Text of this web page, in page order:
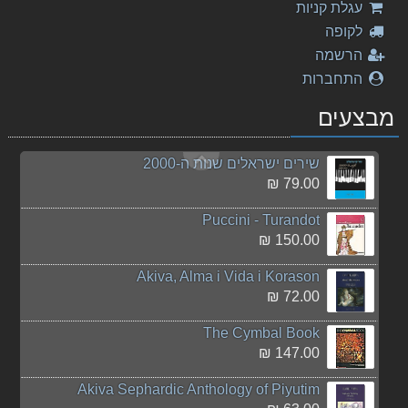
עגלת קניות
לקופה
הרשמה
התחברות
מבצעים
145.00 ₪
דניאל עקיבא - מלכות
25.00 ₪
63.00 ₪
שירים ישראלים שנות ה-2000
79.00 ₪
Puccini - Turandot
150.00 ₪
Akiva, Alma i Vida i Korason
72.00 ₪
The Cymbal Book
147.00 ₪
Akiva Sephardic Anthology of Piyutim